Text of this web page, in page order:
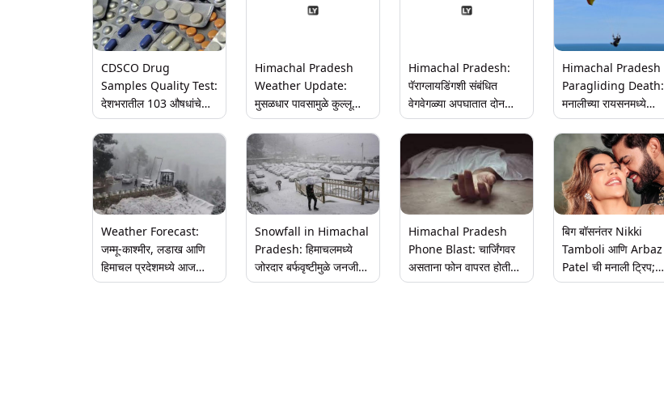
CDSCO Drug
Samples Quality Test:
देशभरातील 103 औषधांचे
नमुने गुणवत्ता चाचणीमध्ये
अयशस्वी; तब्बल 38 एकट्या
हिमाचल प्रदेशमधील
Himachal Pradesh
Weather Update:
मुसळधार पावसामुळे कुल्लू
जिल्ह्यात रस्ते जलमय, अनेक
वाहने गेली वाहून, नागरिकांना
सतर्कतेचा इशारा
Himachal Pradesh:
पॅराग्लायडिंगशी संबंधित
वेगवेगळ्या अपघातात दोन
पर्यटकांचा मृत्यू
Himachal Pradesh
Paragliding Death:
मनालीच्या रायसनमध्ये
पॅराग्लायडिंग अपघातात
तेलंगणातील पर्यटक ठार,
वैमानिक जखमी
Weather Forecast:
जम्मू-काश्मीर, लडाख आणि
हिमाचल प्रदेशमध्ये आज
पाऊस आणि बर्फवृष्टीचा
Snowfall in Himachal
Pradesh: हिमाचलमध्ये
जोरदार बर्फवृष्टीमुळे जनजीवन
विस्कळीत; तीन राष्ट्रीय
Himachal Pradesh
Phone Blast: चार्जिंगवर
असताना फोन वापरत होती
युवती; इंटरनेट सुरु करताच
बिग बॉसनंतर Nikki
Tamboli आणि Arbaz
Patel ची मनाली ट्रिप;
दोघांनी सोशल मिडीयावर